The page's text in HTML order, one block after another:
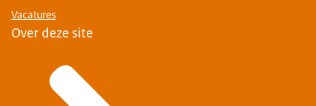
Vacatures
Over deze site